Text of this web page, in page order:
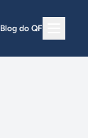
Blog do QF